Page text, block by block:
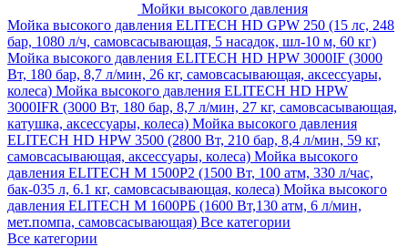
Мойки высокого давления
Мойка высокого давления ELITECH HD GPW 250 (15 лс, 248
бар, 1080 л/ч, самовсасывающая, 5 насадок, шл-10 м, 60 кг)
Мойка высокого давления ELITECH HD HPW 3000IF (3000
Вт, 180 бар, 8,7 л/мин, 26 кг, самовсасывающая, аксессуары,
колеса) Мойка высокого давления ELITECH HD HPW
3000IFR (3000 Вт, 180 бар, 8,7 л/мин, 27 кг, самовсасывающая,
катушка, аксессуары, колеса) Мойка высокого давления
ELITECH HD HPW 3500 (2800 Вт, 210 бар, 8,4 л/мин, 59 кг,
самовсасывающая, аксессуары, колеса) Мойка высокого
давления ELITECH M 1500P2 (1500 Вт, 100 атм, 330 л/час,
бак-035 л, 6.1 кг, самовсасывающая, колеса) Мойка высокого
давления ELITECH М 1600РБ (1600 Вт,130 атм, 6 л/мин,
мет.помпа, самовсасывающая) Все категории
Все категории